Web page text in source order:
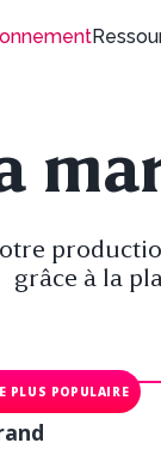
grâce à la